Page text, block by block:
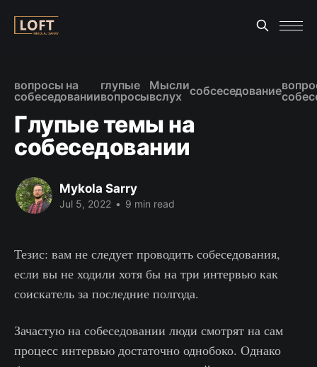
вопросы на
собеседовании
глупые
вопросы
Мысли
вслух собсеседование
Глупые темы на
собеседовании
Mykola Sarry
Jul 5, 2022 • 9 min read
Тезис: вам не следует проводить собеседования,
если вы не ходили хотя бы на три интервью как
соискатель за последние полгода.
Зачастую на собеседовании люди смотрят на сам
процесс интервью достаточно однобоко. Однако